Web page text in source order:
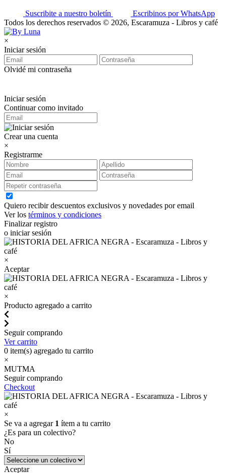
Suscribite a nuestro boletín
Escribinos por WhatsApp
Todos los derechos reservados © 2026, Escaramuza - Libros y café
×
Iniciar sesión
Olvidé mi contraseña
Iniciar sesión
Continuar como invitado
Crear una cuenta
×
Registrarme
Quiero recibir descuentos exclusivos y novedades por email
Ver los términos y condiciones
Finalizar registro
o iniciar sesión
×
Aceptar
×
Producto agregado a carrito
Seguir comprando
Ver carrito
0 item(s) agregado tu carrito
×
MUTMA
Seguir comprando
Checkout
×
Se va a agregar 1 ítem a tu carrito
¿Es para un colectivo?
No
Sí
Aceptar